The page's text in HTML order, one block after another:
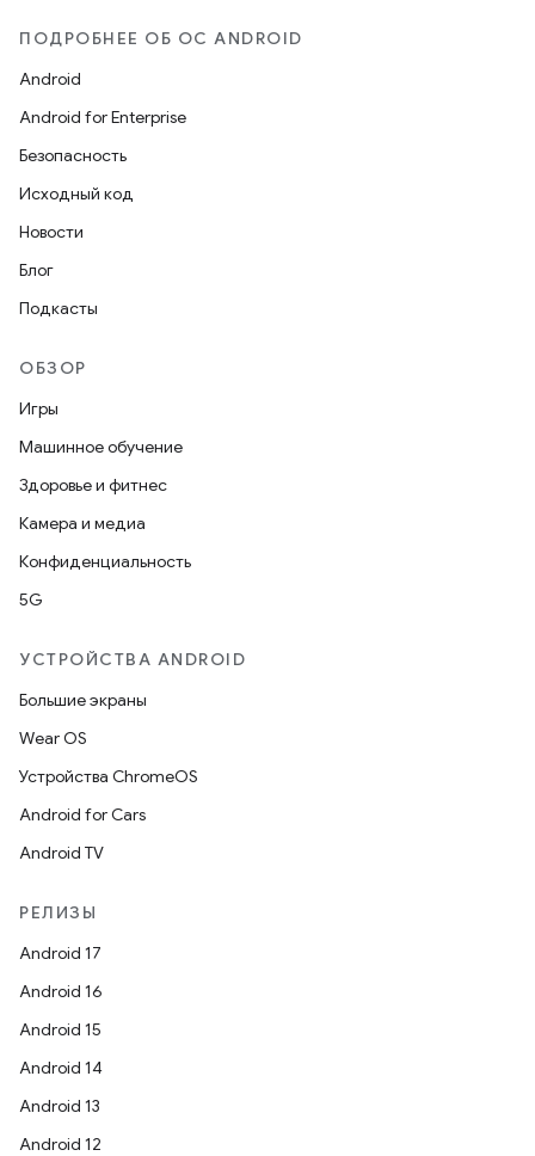
ПОДРОБНЕЕ ОБ ОС ANDROID
Android
Android for Enterprise
Безопасность
Исходный код
Новости
Блог
Подкасты
ОБЗОР
Игры
Машинное обучение
Здоровье и фитнес
Камера и медиа
Конфиденциальность
5G
УСТРОЙСТВА ANDROID
Большие экраны
Wear OS
Устройства ChromeOS
Android for Cars
Android TV
РЕЛИЗЫ
Android 17
Android 16
Android 15
Android 14
Android 13
Android 12